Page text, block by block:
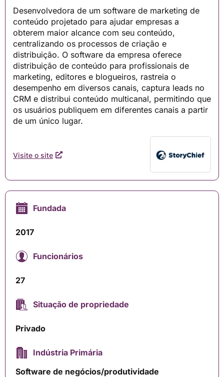
Desenvolvedora de um software de marketing de
conteúdo projetado para ajudar empresas a
obterem maior alcance com seu conteúdo,
centralizando os processos de criação e
distribuição. O software da empresa oferece
distribuição de conteúdo para profissionais de
marketing, editores e blogueiros, rastreia o
desempenho em diversos canais, captura leads no
CRM e distribui conteúdo multicanal, permitindo que
os usuários publiquem em diferentes canais a partir
de um único lugar.
Visite o site
Fundada
2017
Funcionários
27
Situação de propriedade
Privado
Indústria Primária
Software de negócios/produtividade